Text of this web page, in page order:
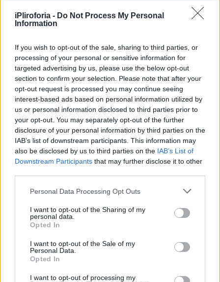
iPliroforia - Do Not Process My Personal
Information
If you wish to opt-out of the sale, sharing to third parties, or
processing of your personal or sensitive information for
targeted advertising by us, please use the below opt-out
section to confirm your selection. Please note that after your
opt-out request is processed you may continue seeing
interest-based ads based on personal information utilized by
us or personal information disclosed to third parties prior to
your opt-out. You may separately opt-out of the further
disclosure of your personal information by third parties on the
IAB’s list of downstream participants. This information may
also be disclosed by us to third parties on the IAB’s List of
Downstream Participants that may further disclose it to other
Personal Data Processing Opt Outs
I want to opt-out of the Sharing of my
personal data.
Opted In
I want to opt-out of the Sale of my
Personal Data.
Opted In
I want to opt-out of processing my
Συνεντεύξεις 18/11/2025
Τζεφ Μοντάνα: «Κανένας δεν μπορεί
να σου πει ποιος είσαι»